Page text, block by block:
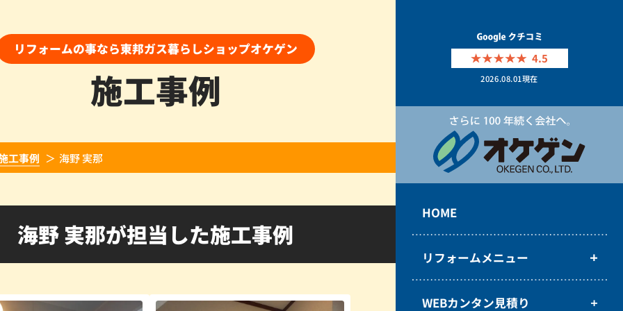
4.5
2026.08.01現在
HOME
リフォームメニュー
WEBカンタン見積り
リフォームの事なら東邦ガス暮らしショップオケゲン
施工事例
工事例 海野 実那
海野 実那が担当した施工事例